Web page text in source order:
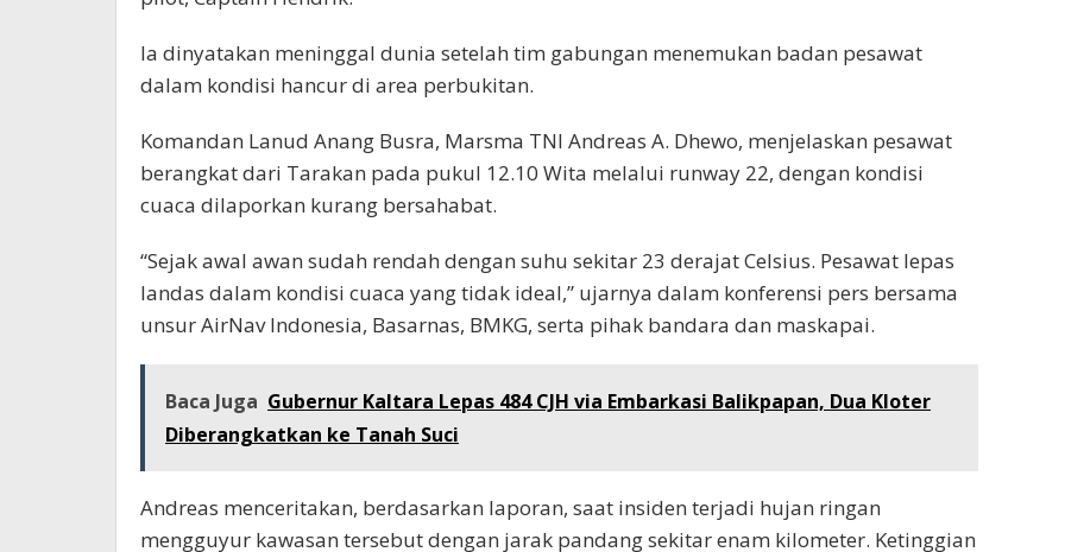
Ia dinyatakan meninggal dunia setelah tim gabungan menemukan badan pesawat
dalam kondisi hancur di area perbukitan.
Komandan Lanud Anang Busra, Marsma TNI Andreas A. Dhewo, menjelaskan pesawat
berangkat dari Tarakan pada pukul 12.10 Wita melalui runway 22, dengan kondisi
cuaca dilaporkan kurang bersahabat.
“Sejak awal awan sudah rendah dengan suhu sekitar 23 derajat Celsius. Pesawat lepas
landas dalam kondisi cuaca yang tidak ideal,” ujarnya dalam konferensi pers bersama
unsur AirNav Indonesia, Basarnas, BMKG, serta pihak bandara dan maskapai.
Baca Juga Gubernur Kaltara Lepas 484 CJH via Embarkasi Balikpapan, Dua Kloter
Diberangkatkan ke Tanah Suci
Andreas menceritakan, berdasarkan laporan, saat insiden terjadi hujan ringan
mengguyur kawasan tersebut dengan jarak pandang sekitar enam kilometer. Ketinggian